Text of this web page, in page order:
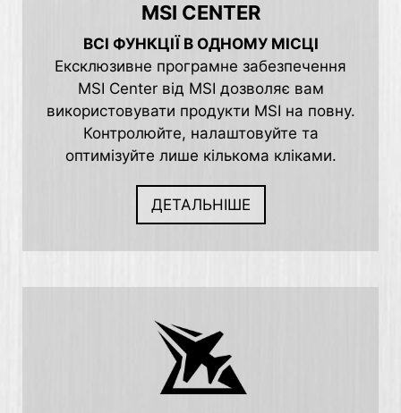
MSI CENTER
ВСІ ФУНКЦІЇ В ОДНОМУ МІСЦІ
Ексклюзивне програмне забезпечення
MSI Center від MSI дозволяє вам
використовувати продукти MSI на повну.
Контролюйте, налаштовуйте та
оптимізуйте лише кількома кліками.
ДЕТАЛЬНІШЕ